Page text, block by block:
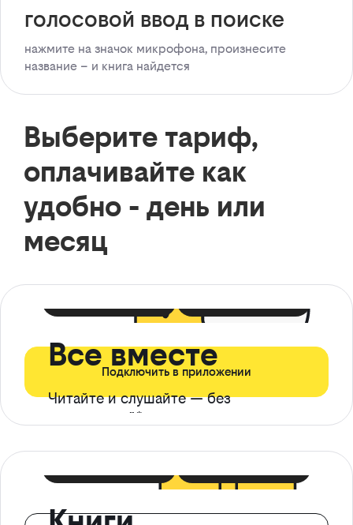
голосовой ввод в поиске
нажмите на значок микрофона, произнесите
название – и книга найдется
Выберите тариф,
оплачивайте как
удобно - день или
месяц
Все вместе
Читайте и слушайте — без
ограничений*
Подключить в приложении